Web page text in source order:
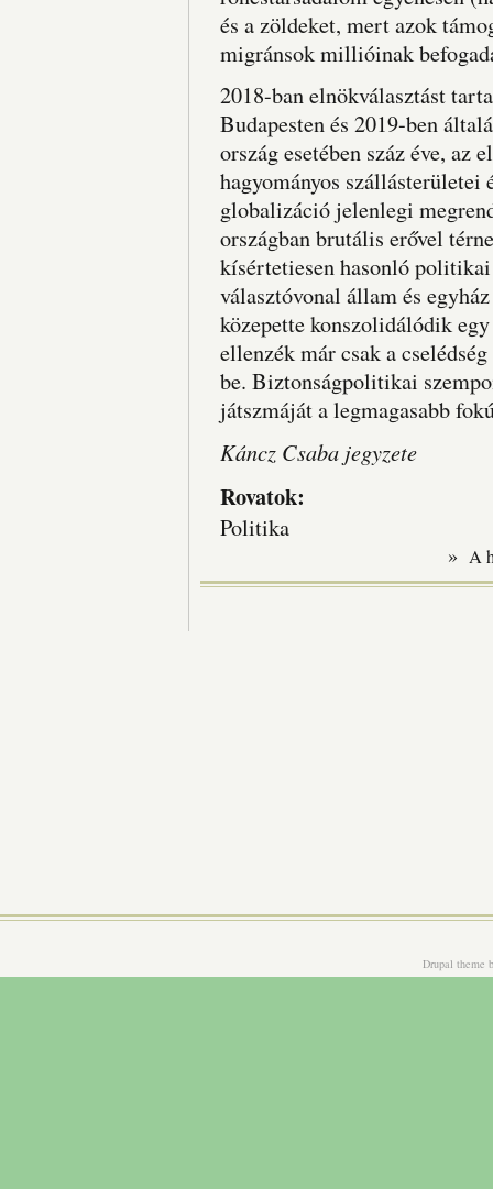
és a zöldeket, mert azok
migránsok millióinak
2018-ban elnökválasztást
Budapesten és 2019-ben
ország esetében száz éve, az
hagyományos
globalizáció jelenlegi
országban brutális erővel
kísértetiesen hasonló
választóvonal állam és
közepette konszolidálódik
ellenzék már csak a
be. Biztonságpolitikai
játszmáját a legmagasabb
Káncz Csaba jegyzete
Rovatok:
Politika
» A
Drupal theme